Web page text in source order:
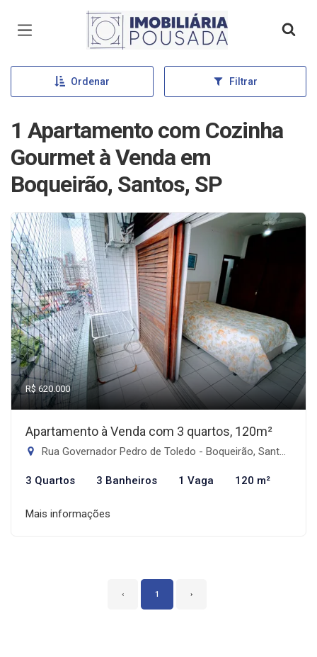
Página inicial
Ordenar Filtrar
1 Apartamento com Cozinha
Gourmet à Venda em
Boqueirão, Santos, SP
R$ 620.000
Apartamento à Venda com 3 quartos, 120m²
Rua Governador Pedro de Toledo - Boqueirão, Santos-SP
3 Quartos 3 Banheiros 1 Vaga 120 m²
Mais informações
‹ 1 ›